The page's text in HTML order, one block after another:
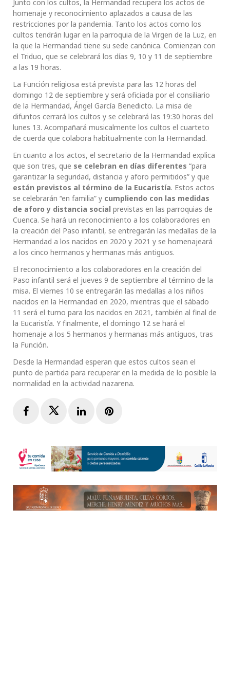
Junto con los cultos, la Hermandad recupera los actos de
homenaje y reconocimiento aplazados a causa de las
restricciones por la pandemia. Tanto los actos como los
cultos tendrán lugar en la parroquia de la Virgen de la Luz, en
la que la Hermandad tiene su sede canónica. Comienzan con
el Triduo, que se celebrará los días 9, 10 y 11 de septiembre
a las 19 horas.
La Función religiosa está prevista para las 12 horas del
domingo 12 de septiembre y será oficiada por el consiliario
de la Hermandad, Ángel García Benedicto. La misa de
difuntos cerrará los cultos y se celebrará las 19:30 horas del
lunes 13. Acompañará musicalmente los cultos el cuarteto
de cuerda que colabora habitualmente con la Hermandad.
En cuanto a los actos, el secretario de la Hermandad explica
que son tres, que se celebran en días diferentes “para
garantizar la seguridad, distancia y aforo permitidos” y que
están previstos al término de la Eucaristía. Estos actos
se celebrarán “en familia” y cumpliendo con las medidas
de aforo y distancia social previstas en las parroquias de
Cuenca. Se hará un reconocimiento a los colaboradores en
la creación del Paso infantil, se entregarán las medallas de la
Hermandad a los nacidos en 2020 y 2021 y se homenajeará
a los cinco hermanos y hermanas más antiguos.
El reconocimiento a los colaboradores en la creación del
Paso infantil será el jueves 9 de septiembre al término de la
misa. El viernes 10 se entregarán las medallas a los niños
nacidos en la Hermandad en 2020, mientras que el sábado
11 será el turno para los nacidos en 2021, también al final de
la Eucaristía. Y finalmente, el domingo 12 se hará el
homenaje a los 5 hermanos y hermanas más antiguos, tras
la Función.
Desde la Hermandad esperan que estos cultos sean el
punto de partida para recuperar en la medida de lo posible la
normalidad en la actividad nazarena.
FacebookTwitterLinkedInPinterest